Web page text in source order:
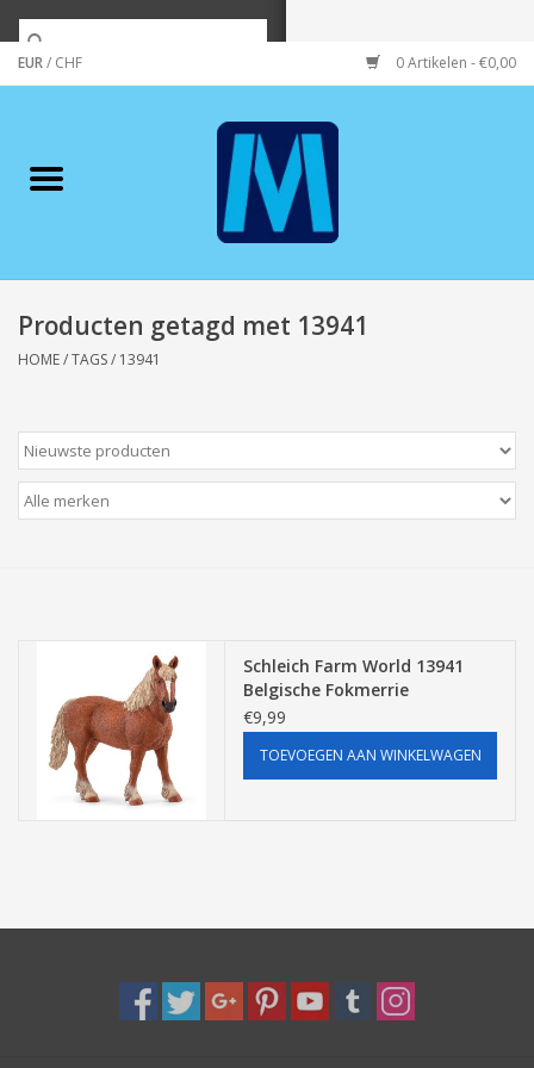
EUR/ CHF 0 Artikelen - €0,00
Merken
Wonen/koken/huishouden
Wenskaarten
Zeeuws/Streek
Elektra
Baby & Peuter
Contact/Locatie
Producten getagd met 13941
HOME/TAGS/ 13941
Schleich Farm World 13941
Belgische Fokmerrie
€9,99
TOEVOEGEN AAN WINKELWAGEN